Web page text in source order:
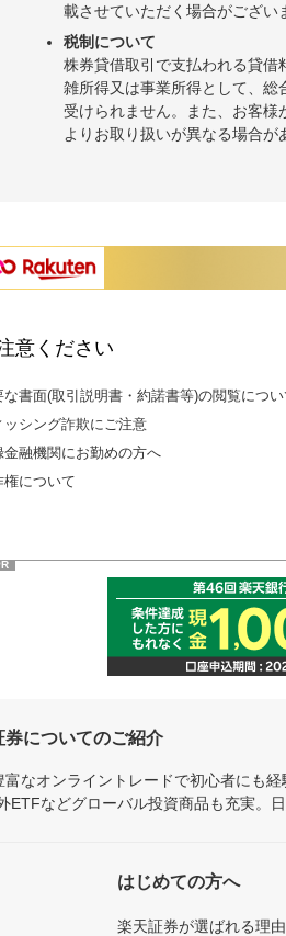
載させていただく場合がござ
税制について
株券貸借取引で支払われる貸
雑所得又は事業所得として、
受けられません。また、お客
よりお取り扱いが異なる場合
意ください
な書面(取引説明書・約諾書等)の閲覧につ
ッシング詐欺にご注意
金融機関にお勤めの方へ
権について
についてのご紹介
なオンライントレードで初心者にも
ETFなどグローバル投資商品も充実。
はじめての方へ
楽天証券が選ばれる理由